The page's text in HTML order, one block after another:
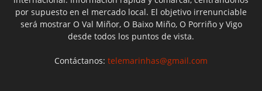
por supuesto en el mercado local. El objetivo irrenunciable
será mostrar O Val Miñor, O Baixo Miño, O Porriño y Vigo
desde todos los puntos de vista.
Contáctanos: telemarinhas@gmail.com